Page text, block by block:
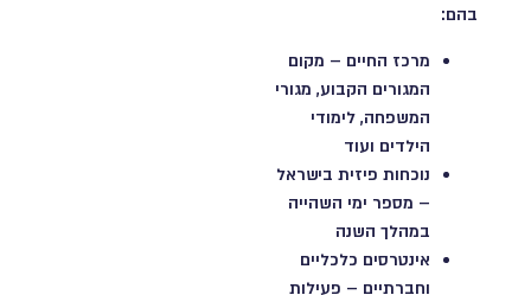
בהם:
מרכז החיים – מקום
המגורים הקבוע, מגורי
המשפחה, לימודי
הילדים ועוד
נוכחות פיזית בישראל
– מספר ימי השהייה
במהלך השנה
אינטרסים כלכליים
וחברתיים – פעילות